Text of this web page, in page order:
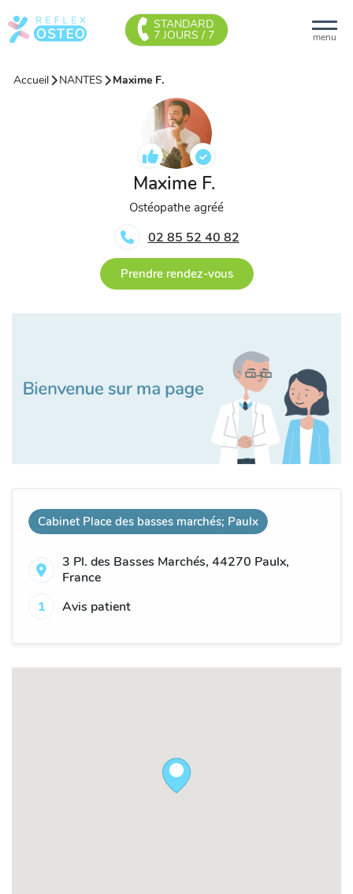
menu
STANDARD
7 JOURS / 7
Accueil NANTES Maxime F.
Maxime F.
Ostéopathe agréé
02 85 52 40 82
Prendre rendez-vous
Cabinet Place des basses marchés; Paulx
3 Pl. des Basses Marchés, 44270 Paulx,
France
1
Avis patient